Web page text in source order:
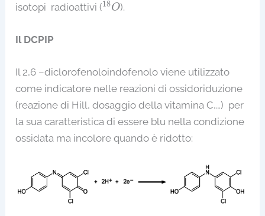
isotopi radioattivi (18O).
Il DCPIP
Il 2,6 –diclorofenoloindofenolo viene utilizzato
come indicatore nelle reazioni di ossidoriduzione
(reazione di Hill, dosaggio della vitamina C,…) per
la sua caratteristica di essere blu nella condizione
ossidata ma incolore quando è ridotto: